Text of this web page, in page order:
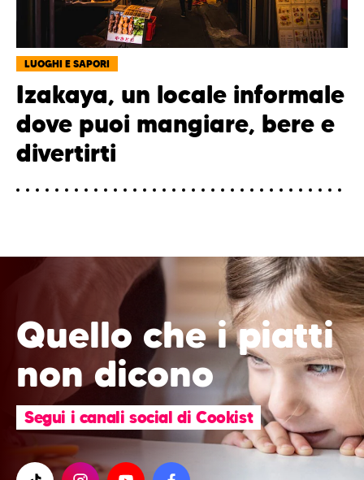
LUOGHI E SAPORI
Izakaya, un locale informale
dove puoi mangiare, bere e
divertirti
Quello che i piatti
non dicono
Segui i canali social di Cookist